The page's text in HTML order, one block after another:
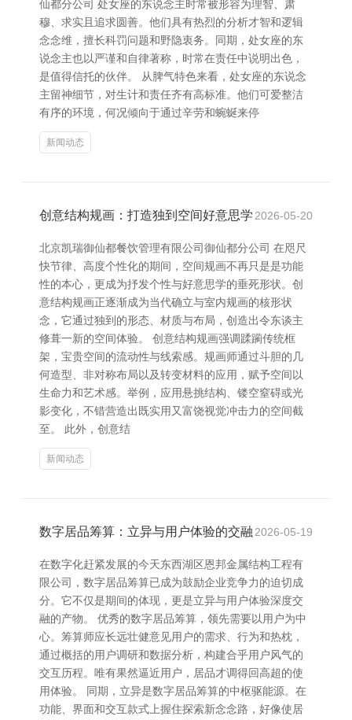
仙都分公司 处女座的东说念主时常被形容为理智、肃
穆、求实且追求圆善。他们具有热烈的分析才智和逻辑
念念维，擅长科罚问题和野隐衷务。同期，处女座的东
说念主也以严谨和自律著称，时常在责任中说明出色，
是值得信托的伙伴。 从脾气特色来看，处女座的东说念
主留神细节，对生计和责任齐有高标准。他们可爱整洁
有序的环境，何况倾向于通过辛劳和蜿蜒来停
新闻动态
创意结构规画：打造独到空间好意思学 2026-05-20
北京凯瑞御仙都餐饮管理有限公司御仙都分公司 在咫尺
快节律、高度个性化的期间，空间规画不再只是是功能
性的本心，更成为抒发个性与好意思学的垂死形状。创
意结构规画正逐渐成为当代确立与室内规画的核形状
念，它通过独到的形态、材质与布局，创造出令东谈主
修葺一新的空间体验。 创意结构规画强调蹂躏传统框
架，宝贵空间的流动性与线索感。规画师通过斗胆的几
何造型、非对称布局以及转变材料的应用，赋予空间以
生命力和艺术感。举例，应用悬挑结构、镂空窒碍或光
影变化，不错营造出既实用又富饶视觉冲击力的空间截
至。 此外，创意结
新闻动态
数字居品筹算：立异与用户体验的交融 2026-05-19
在数字化赶紧发展的今天东西湖区恩邦金属结构工程有
限公司，数字居品筹算已成为鼓励企业竞争力的迫切成
分。它不仅是期间的体现，更是立异与用户体验深度交
融的产物。 优秀的数字居品筹算，领先需要以用户为中
心。筹算师应长远壮健意见用户的需求、行为和热枕，
通过概括的用户调研和数据分析，构建合乎用户风气的
交互历程。唯有果然逼近用户，居品才调得回高超的使
用体验。 同期，立异是数字居品筹算的中枢驱能源。在
功能、界面和交互款式上握住探索新念念路，好像使居